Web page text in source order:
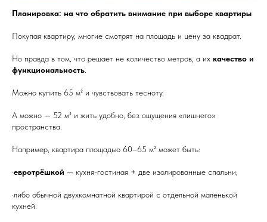
Планировка: на что обратить внимание при выборе квартиры
Покупая квартиру, многие смотрят на площадь и цену за квадрат.
Но правда в том, что решает не количество метров, а их качество и
функциональность
Можно купить 65 м² и чувствовать тесноту.
А можно — 52 м² и жить удобно, без ощущения «лишнего»
пространства.
Например, квартира площадью 60–65 м² может быть:
·евротрёшкой — кухня-гостиная + две изолированные спальни;
·либо обычной двухкомнатной квартирой с отдельной маленькой
кухней.